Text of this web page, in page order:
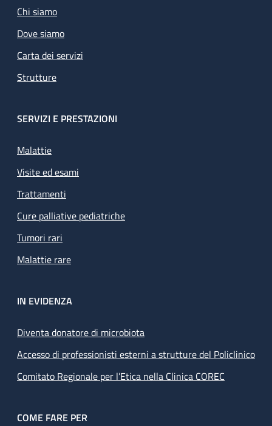
Chi siamo
Dove siamo
Carta dei servizi
Strutture
SERVIZI E PRESTAZIONI
Malattie
Visite ed esami
Trattamenti
Cure palliative pediatriche
Tumori rari
Malattie rare
IN EVIDENZA
Diventa donatore di microbiota
Accesso di professionisti esterni a strutture del Policlinico
Comitato Regionale per l’Etica nella Clinica COREC
COME FARE PER